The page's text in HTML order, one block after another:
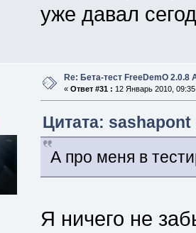
уже давал
Re: Бета-тест FreeDemO 2.0.8
« Ответ #31 : 12 Январь 2010,
Цитата: sashapont
А про меня в
Я ничего не